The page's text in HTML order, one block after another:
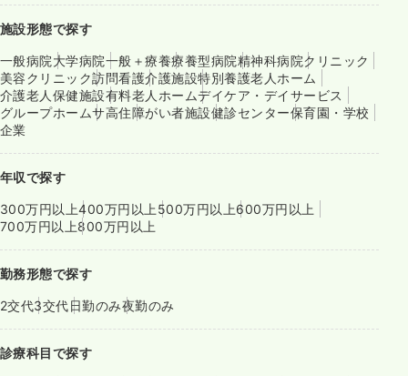
施設形態で探す
一般病院大学病院一般＋療養療養型病院精神科病院クリニック
美容クリニック訪問看護介護施設特別養護老人ホーム
介護老人保健施設有料老人ホームデイケア・デイサービス
グループホームサ高住障がい者施設健診センター保育園・学校
企業
年収で探す
300万円以上400万円以上 500万円以上600万円以上
700万円以上800万円以上
勤務形態で探す
2交代3交代日勤のみ夜勤のみ
診療科目で探す